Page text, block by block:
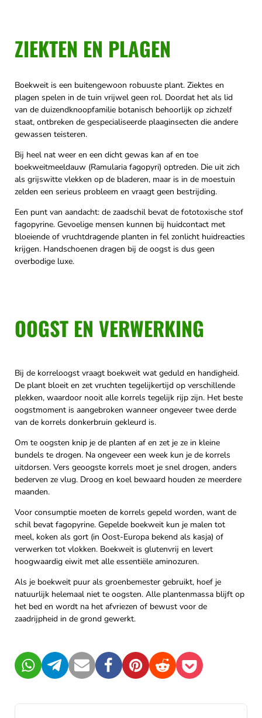
ZIEKTEN EN PLAGEN
Boekweit is een buitengewoon robuuste plant. Ziektes en
plagen spelen in de tuin vrijwel geen rol. Doordat het als lid
van de duizendknoopfamilie botanisch behoorlijk op zichzelf
staat, ontbreken de gespecialiseerde plaaginsecten die andere
gewassen teisteren.
Bij heel nat weer en een dicht gewas kan af en toe
boekweitmeeldauw (Ramularia fagopyri) optreden. Die uit zich
als grijswitte vlekken op de bladeren, maar is in de moestuin
zelden een serieus probleem en vraagt geen bestrijding.
Een punt van aandacht: de zaadschil bevat de fototoxische stof
fagopyrine. Gevoelige mensen kunnen bij huidcontact met
bloeiende of vruchtdragende planten in fel zonlicht huidreacties
krijgen. Handschoenen dragen bij de oogst is dus geen
overbodige luxe.
OOGST EN VERWERKING
Bij de korreloogst vraagt boekweit wat geduld en handigheid.
De plant bloeit en zet vruchten tegelijkertijd op verschillende
plekken, waardoor nooit alle korrels tegelijk rijp zijn. Het beste
oogstmoment is aangebroken wanneer ongeveer twee derde
van de korrels donkerbruin gekleurd is.
Om te oogsten knip je de planten af en zet je ze in kleine
bundels te drogen. Na ongeveer een week kun je de korrels
uitdorsen. Vers geoogste korrels moet je snel drogen, anders
bederven ze vlug. Droog en koel bewaard houden ze meerdere
maanden.
Voor consumptie moeten de korrels gepeld worden, want de
schil bevat fagopyrine. Gepelde boekweit kun je malen tot
meel, koken als gort (in Oost-Europa bekend als kasja) of
verwerken tot vlokken. Boekweit is glutenvrij en levert
hoogwaardig eiwit met alle essentiële aminozuren.
Als je boekweit puur als groenbemester gebruikt, hoef je
natuurlijk helemaal niet te oogsten. Alle plantenmassa blijft op
het bed en wordt na het afvriezen of bewust voor de
zaadrijpheid in de grond gewerkt.
WhatsAppTelegramMail FacebookPinterestRedditPocket